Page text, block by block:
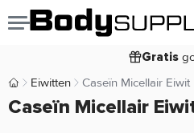
Voor 19:00 besteld,
Gratis
Laagste
Koop nu, betaal
Body Supplies | Sportvoeding en
Eiwitten Caseïn Micellair Eiwit
Caseïn Micellair